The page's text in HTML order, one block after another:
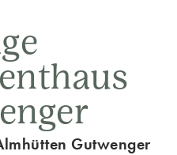
Gutwenger